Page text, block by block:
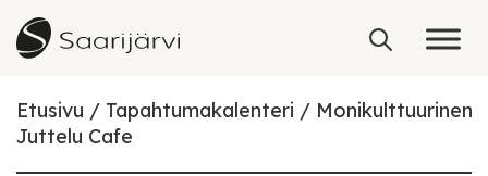
Skip to content
Etusivu Tapahtumakalenteri
Monikulttuurinen
Juttelu Cafe